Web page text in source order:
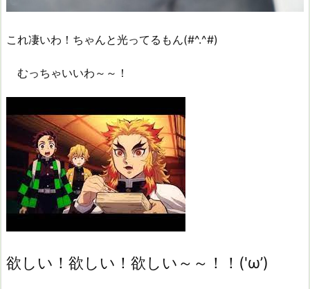
これ凄いわ！ちゃんと光ってるもん(#^.^#)
むっちゃいいわ～～！
欲しい！欲しい！欲しい～～！！('ω’)